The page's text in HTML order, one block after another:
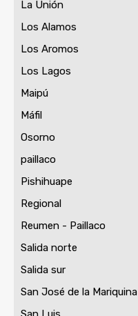
La Unión
Los Alamos
Los Aromos
Los Lagos
Maipú
Máfil
Osorno
paillaco
Pishihuape
Regional
Reumen - Paillaco
Salida norte
Salida sur
San José de la Mariquina